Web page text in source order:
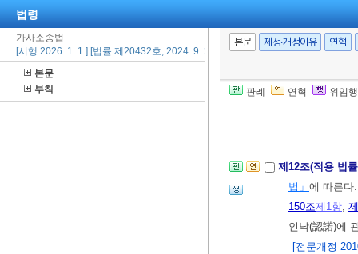
법령
가사소송법
[시행 2026. 1. 1.] [법률 제20432호, 2024. 9. 20., 타법개정]
본문
부칙
본문 제정·개정이유 연혁
판례 연혁 위임
제11조(위임 규
제12조(적용 법
법」 에 따른다
150조제1항,
인낙(認諾)에
[전문개정